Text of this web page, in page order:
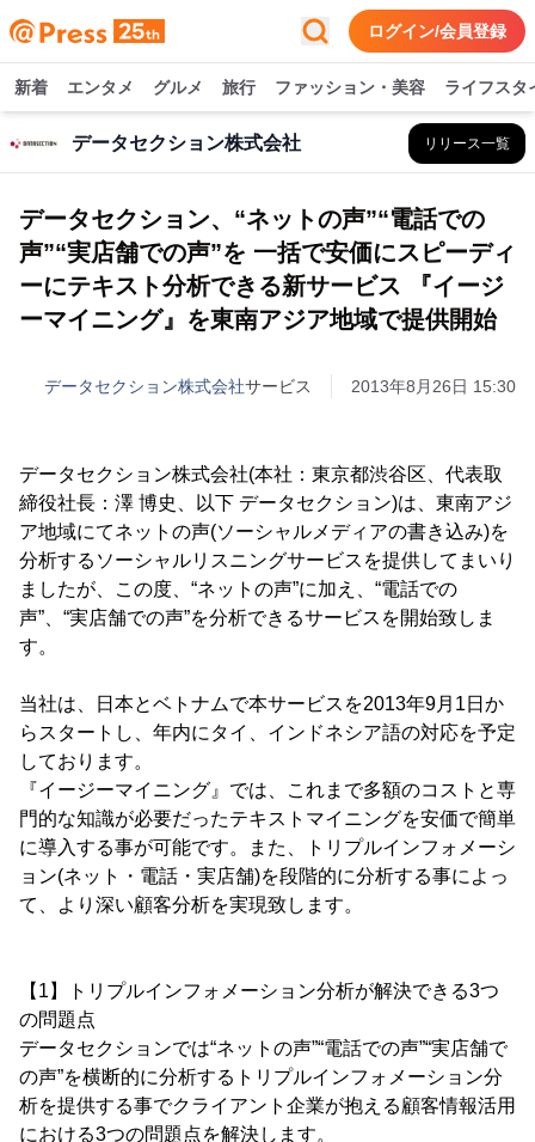
ログイン/会員登録
新着 エンタメ グルメ 旅行 ファッション・美容 ライフスタ
データセクション株式会社 リリース一覧
データセクション、“ネットの声”“電話での
声”“実店舗での声”を 一括で安価にスピーディ
ーにテキスト分析できる新サービス 『イージ
ーマイニング』を東南アジア地域で提供開始
データセクション株式会社サービス 2013年8月26日 15:30
データセクション株式会社(本社：東京都渋谷区、代表取
締役社長：澤 博史、以下 データセクション)は、東南アジ
ア地域にてネットの声(ソーシャルメディアの書き込み)を
分析するソーシャルリスニングサービスを提供してまいり
ましたが、この度、“ネットの声”に加え、“電話での
声”、“実店舗での声”を分析できるサービスを開始致しま
す。
当社は、日本とベトナムで本サービスを2013年9月1日か
らスタートし、年内にタイ、インドネシア語の対応を予定
しております。
『イージーマイニング』では、これまで多額のコストと専
門的な知識が必要だったテキストマイニングを安価で簡単
に導入する事が可能です。また、トリプルインフォメーシ
ョン(ネット・電話・実店舗)を段階的に分析する事によっ
て、より深い顧客分析を実現致します。
【1】トリプルインフォメーション分析が解決できる3つ
の問題点
データセクションでは“ネットの声”“電話での声”“実店舗で
の声”を横断的に分析するトリプルインフォメーション分
析を提供する事でクライアント企業が抱える顧客情報活用
における3つの問題点を解決します。